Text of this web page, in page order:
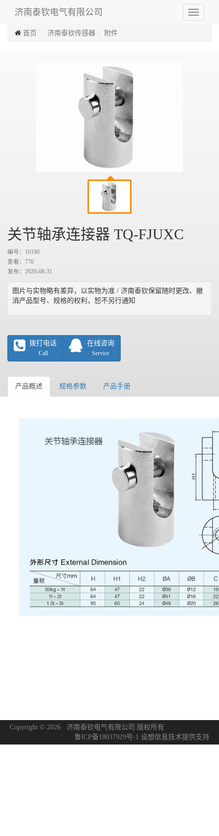
济南泰钦电气有限公司
Toggle
首页
济南泰钦传感器 附件
关节轴承连接器 TQ-FJUXC
编号：10190
查看： 776
发布：2020-08-31
图片与实物略有差异，以实物为准 / 济南泰钦保留随时更改、撤
消产品型号、规格的权利，恕不另行通知
拨打电话
Call
在线咨询
Service
产品概述 规格参数 产品手册
Copyright © 2026 济南泰钦电气有限公司 版权所有
鲁ICP备18037929号-1 设想信息技术提供支持